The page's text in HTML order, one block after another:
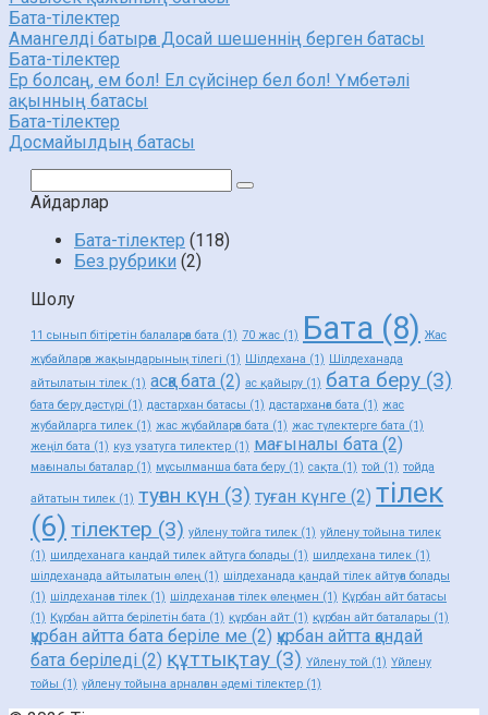
Бата-тілектер
Амангелді батырға Досай шешеннің берген батасы
Бата-тілектер
Ер болсаң, ем бол! Ел сүйсінер бел бол! Үмбетәлі
ақынның батасы
Бата-тілектер
Досмайылдың батасы
Айдарлар
Бата-тілектер (118)
Без рубрики (2)
Шолу
11 сынып бітіретін балаларға бата (1) 70 жас (1) Бата (8) Жас
жұбайларға жақындарының тілегі (1) Шілдехана (1) Шілдеханада
айтылатын тілек (1) асқа бата (2) ас қайыру (1) бата беру (3)
бата беру дәстүрі (1) дастархан батасы (1) дастарханға бата (1) жас
жубайларга тилек (1) жас жұбайларға бата (1) жас түлектерге бата (1)
жеңіл бата (1) куз узатуга тилектер (1) мағыналы бата (2)
мағыналы баталар (1) мұсылманша бата беру (1) сақта (1) той (1) тойда
айтатын тилек (1) туған күн (3) туған күнге (2) тілек
(6) тілектер (3) уйлену тойга тилек (1) уйлену тойына тилек
(1) шилдеханага кандай тилек айтуга болады (1) шилдехана тилек (1)
шілдеханада айтылатын өлең (1) шілдеханада қандай тілек айтуға болады
(1) шілдеханаға тілек (1) шілдеханаға тілек өлеңмен (1) Құрбан айт батасы
(1) Құрбан айтта берілетін бата (1) құрбан айт (1) құрбан айт баталары (1)
құрбан айтта бата беріле ме (2) құрбан айтта қандай
бата беріледі (2) құттықтау (3) Үйлену той (1) Үйлену
тойы (1) үйлену тойына арналған әдемі тілектер (1)